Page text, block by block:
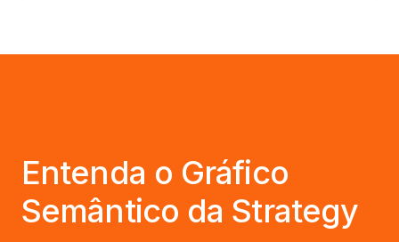
Entenda o Gráfico
Semântico da Strategy